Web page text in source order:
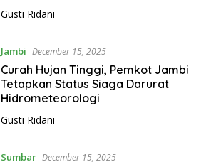
Gusti Ridani
Jambi December 15, 2025
Curah Hujan Tinggi, Pemkot Jambi
Tetapkan Status Siaga Darurat
Hidrometeorologi
Gusti Ridani
Sumbar December 15, 2025